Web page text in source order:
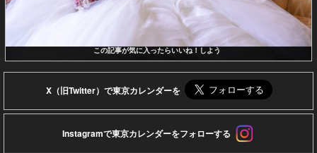
この記事が気に入ったらいいね！しよう
X（旧Twitter）で東京カレンダーを
Instagramで東京カレンダーをフォローする